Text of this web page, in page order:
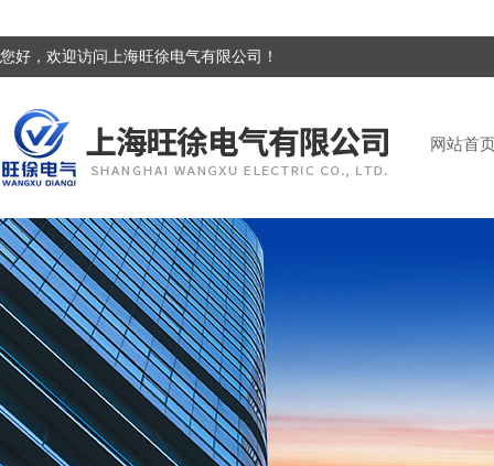
您好，欢迎访问上海旺徐电气有限公司！
网站首